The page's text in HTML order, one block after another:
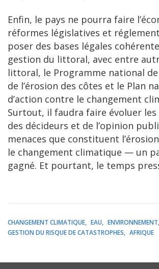
Enfin, le pays ne pourra faire
réformes législatives et
poser des bases légales
gestion du littoral, avec entre
littoral, le Programme national
de l’érosion des côtes et le Plan
d’action contre le changement
Surtout, il faudra faire évoluer
des décideurs et de l’opinion
menaces que constituent
le changement climatique — un
gagné. Et pourtant, le temps
CHANGEMENT CLIMATIQUE EAU
ENVIRONNEMENT
GESTION DU RISQUE DE CATASTROPHES
AFRIQUE